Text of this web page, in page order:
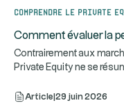
Comprendre le Private
Comment évaluer la
Contrairement aux
Private Equity ne se
Article 29 juin 2026